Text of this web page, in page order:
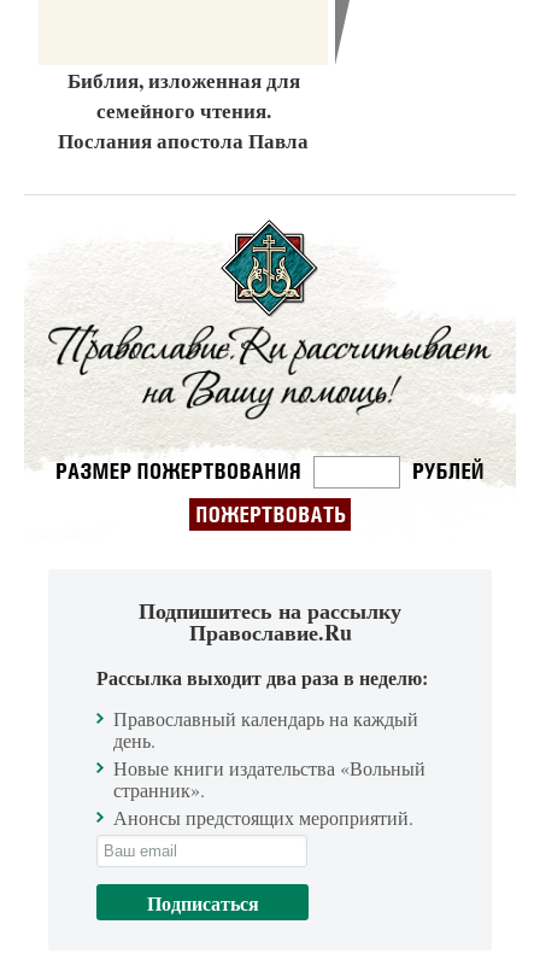
Библия, изложенная для
семейного чтения.
Послания апостола Павла
Подпишитесь на рассылку
Православие.Ru
Рассылка выходит два раза в неделю:
Православный календарь на каждый
день.
Новые книги издательства «Вольный
странник».
Анонсы предстоящих мероприятий.